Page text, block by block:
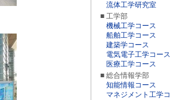
流体工学研究室
■ 工学部
機械工学コース
船舶工学コース
建築学コース
電気電子工学コース
医療工学コース
■ 総合情報学部
知能情報コース
マネジメント工学